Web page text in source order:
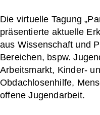
Die virtuelle Tagung
präsentierte aktuelle
aus Wissenschaft und
Bereichen, bspw.
Arbeitsmarkt, Kinder-
Obdachlosenhilfe,
offene Jugendarbeit.